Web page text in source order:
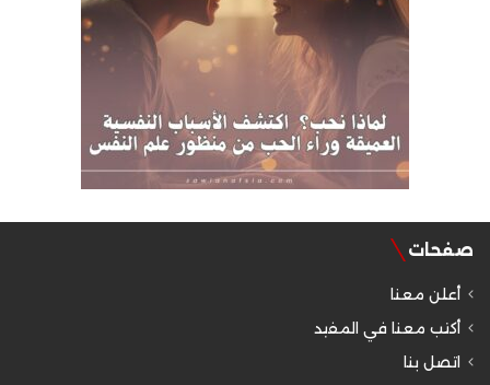
صفحات
أعلن معنا
أكتب معنا في المفيد
اتصل بنا